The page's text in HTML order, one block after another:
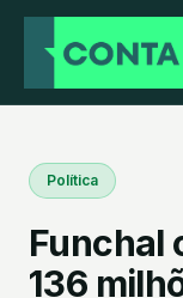
Política
Funchal
136